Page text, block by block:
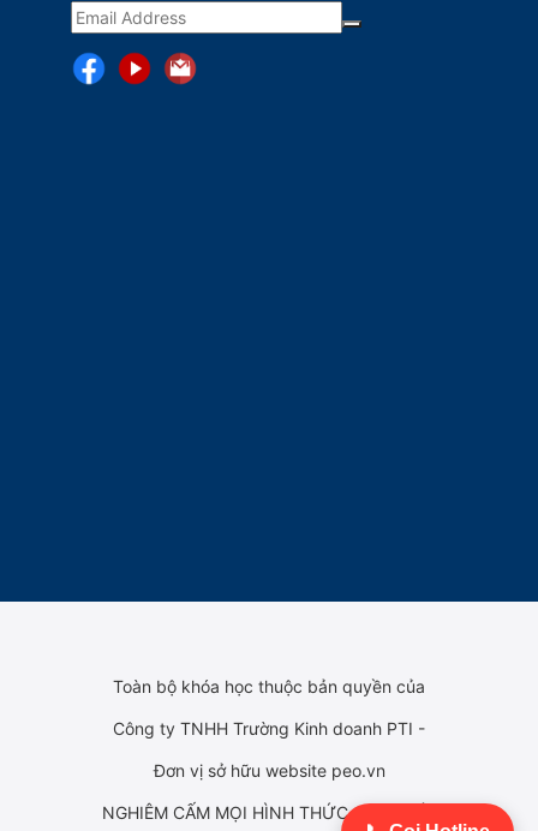
Toàn bộ khóa học thuộc bản quyền của
Công ty TNHH Trường Kinh doanh PTI -
Đơn vị sở hữu website peo.vn
NGHIÊM CẤM MỌI HÌNH THỨC SAO CHÉP